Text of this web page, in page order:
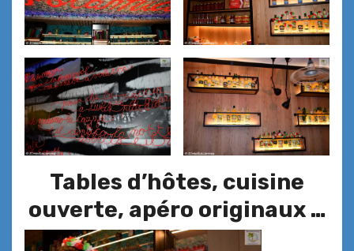
Tables d’hôtes, cuisine
ouverte, apéro originaux …